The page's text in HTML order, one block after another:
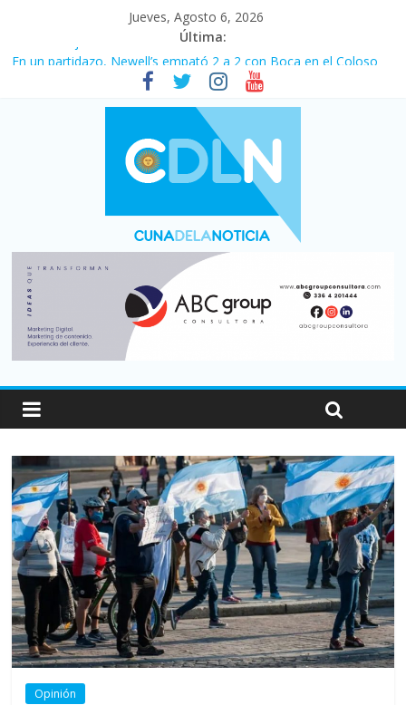
Jueves, Agosto 6, 2026
Última:
Pullaro mejora sus relaciones con el Gobierno nacional
En un partidazo, Newell’s empató 2 a 2 con Boca en el Coloso
Vacaciones de invierno con más movimiento y consumo
turístico: 4,6 millones de personas viajaron por el país, un 5,9%
Fuerte caída de la venta de autos usados en julio: bajó un 12,6%
Central venció 1 a 0 al River de Coudet en el Monumental
Opinión